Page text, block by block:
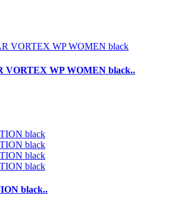
VORTEX WP WOMEN black..
black..